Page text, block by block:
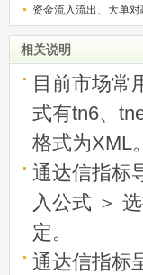
资金流入流出、大单
相关说明
目前市场常
式有tn6、
格式为XML。
通达信指标
入公式 ＞
定。
通达信指标